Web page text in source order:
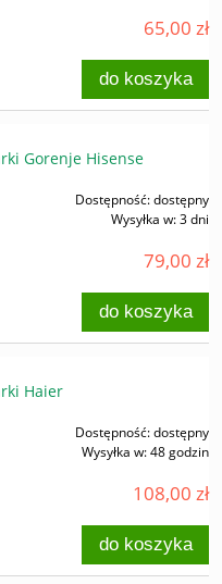
65,00 zł
do koszyka
Gorenje Hisense
Dostępność:dostępny
Wysyłka w:3 dni
79,00 zł
do koszyka
Haier
Dostępność:dostępny
Wysyłka w:48 godzin
108,00 zł
do koszyka